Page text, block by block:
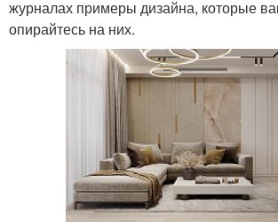
журналах примеры дизайна, которые
опирайтесь на них.